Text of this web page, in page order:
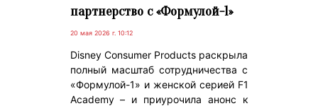
партнерство с «Формулой-1»
20 мая 2026 г. 10:12
Disney Consumer Products раскрыла
полный масштаб сотрудничества с
«Формулой-1» и женской серией F1
Academy – и приурочила анонс к